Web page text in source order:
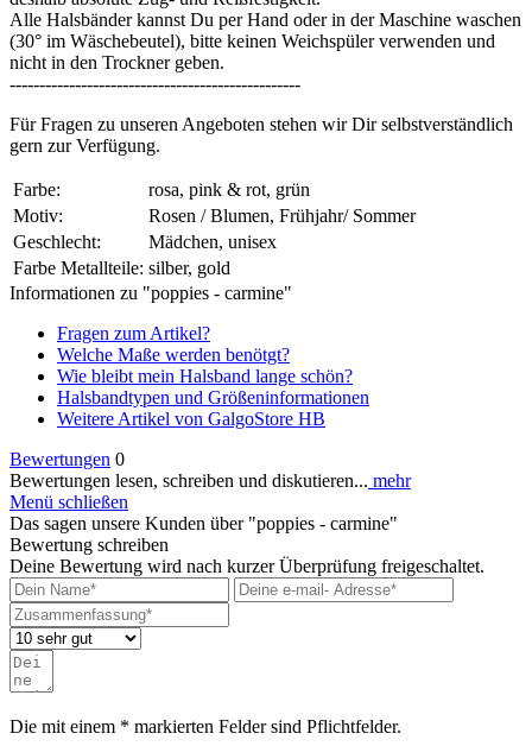
Alle Halsbänder kannst Du per Hand oder in der Maschine waschen
(30° im Wäschebeutel), bitte keinen Weichspüler verwenden und
nicht in den Trockner geben.
-------------------------------------------------
Für Fragen zu unseren Angeboten stehen wir Dir selbstverständlich
gern zur Verfügung.
Farbe:
rosa, pink & rot, grün
Motiv:
Rosen / Blumen, Frühjahr/ Sommer
Geschlecht:
Mädchen, unisex
Farbe Metallteile: silber, gold
Informationen zu "poppies - carmine"
Fragen zum Artikel?
Welche Maße werden benötgt?
Wie bleibt mein Halsband lange schön?
Halsbandtypen und Größeninformationen
Weitere Artikel von GalgoStore HB
Bewertungen 0
Bewertungen lesen, schreiben und diskutieren... mehr
Menü schließen
Das sagen unsere Kunden über "poppies - carmine"
Bewertung schreiben
Deine Bewertung wird nach kurzer Überprüfung freigeschaltet.
Die mit einem * markierten Felder sind Pflichtfelder.